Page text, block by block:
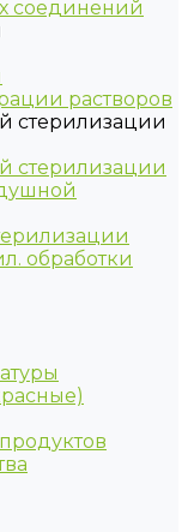
соединений
растворов
стерилизации
стерилизации
обработки